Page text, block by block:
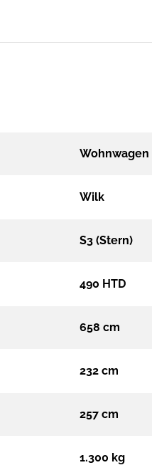
Wohnwagen
Wilk
S3 (Stern)
490 HTD
658 cm
232 cm
257 cm
1.300 kg